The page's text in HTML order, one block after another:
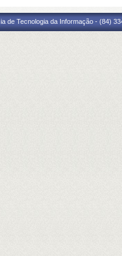
de Tecnologia da Informação - (84)